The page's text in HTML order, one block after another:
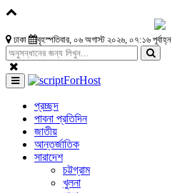
ঢাকা বৃহস্পতিবার, ০৬ অগাস্ট ২০২৬, ০৭:১৬ পূর্বাহ্ন
প্রচ্ছদ
পাবনা প্রতিদিন
জাতীয়
আন্তর্জাতিক
সারাদেশ
চট্টগ্রাম
খুলনা